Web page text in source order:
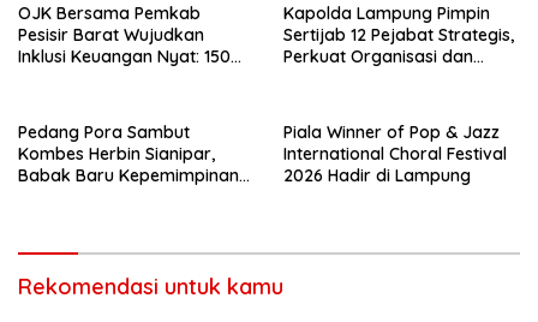
OJK Bersama Pemkab
Pesisir Barat Wujudkan
Inklusi Keuangan Nyat: 150
Kapolda Lampung Pimpin
Sertijab 12 Pejabat Strategis,
Perkuat Organisasi dan
Pedang Pora Sambut
Kombes Herbin Sianipar,
Babak Baru Kepemimpinan
Piala Winner of Pop & Jazz
International Choral Festival
2026 Hadir di Lampung
Rekomendasi untuk kamu